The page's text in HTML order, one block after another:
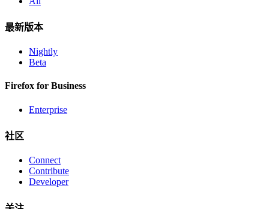
最新版本
Nightly
Beta
Firefox for Business
Enterprise
社区
Connect
Contribute
Developer